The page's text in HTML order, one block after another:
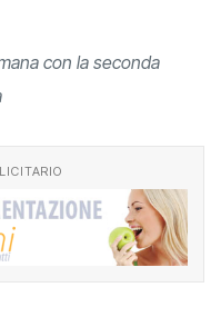
con la seconda